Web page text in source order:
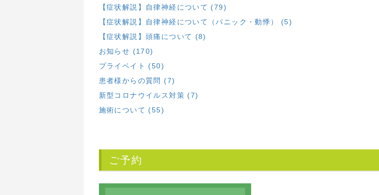
【症状解説】自律神経について (79)
【症状解説】自律神経について（パニック・動悸） (5)
【症状解説】頭痛について (8)
お知らせ (170)
プライベイト (50)
患者様からの質問 (7)
新型コロナウイルス対策 (7)
施術について (55)
ご予約